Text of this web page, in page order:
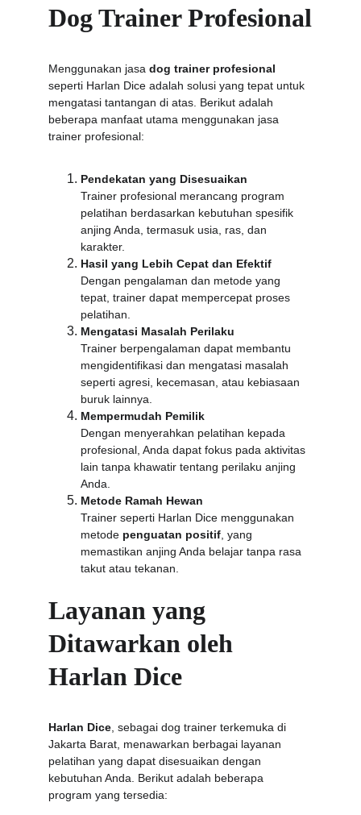
Dog Trainer Profesional
Menggunakan jasa dog trainer profesional
seperti Harlan Dice adalah solusi yang tepat untuk
mengatasi tantangan di atas. Berikut adalah
beberapa manfaat utama menggunakan jasa
trainer profesional:
Pendekatan yang Disesuaikan
Trainer profesional merancang program
pelatihan berdasarkan kebutuhan spesifik
anjing Anda, termasuk usia, ras, dan
karakter.
Hasil yang Lebih Cepat dan Efektif
Dengan pengalaman dan metode yang
tepat, trainer dapat mempercepat proses
pelatihan.
Mengatasi Masalah Perilaku
Trainer berpengalaman dapat membantu
mengidentifikasi dan mengatasi masalah
seperti agresi, kecemasan, atau kebiasaan
buruk lainnya.
Mempermudah Pemilik
Dengan menyerahkan pelatihan kepada
profesional, Anda dapat fokus pada aktivitas
lain tanpa khawatir tentang perilaku anjing
Anda.
Metode Ramah Hewan
Trainer seperti Harlan Dice menggunakan
metode penguatan positif , yang
memastikan anjing Anda belajar tanpa rasa
takut atau tekanan.
Layanan yang
Ditawarkan oleh
Harlan Dice
Harlan Dice , sebagai dog trainer terkemuka di
Jakarta Barat, menawarkan berbagai layanan
pelatihan yang dapat disesuaikan dengan
kebutuhan Anda. Berikut adalah beberapa
program yang tersedia: